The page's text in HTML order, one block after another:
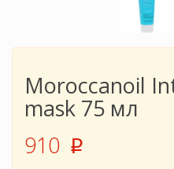
Moroccanoil
mask 75 мл
910 p